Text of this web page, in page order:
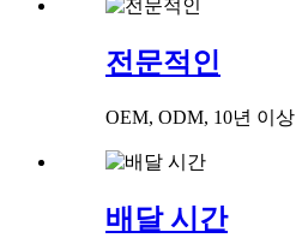
전문적인
OEM, ODM, 10년 이상
배달 시간